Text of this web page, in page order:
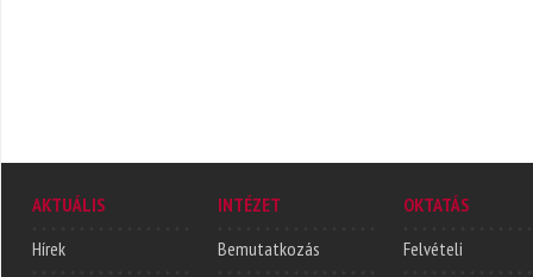
AKTUÁLIS
Hírek
INTÉZET
Bemutatkozás
OKTATÁS
Felvételi